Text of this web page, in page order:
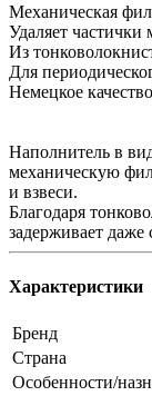
Механическая
Удаляет частички
Из
Для
Немецкое
Наполнитель в
механическую
и взвеси.
Благодаря
задерживает
Характеристики
Бренд
Страна
Особенности/